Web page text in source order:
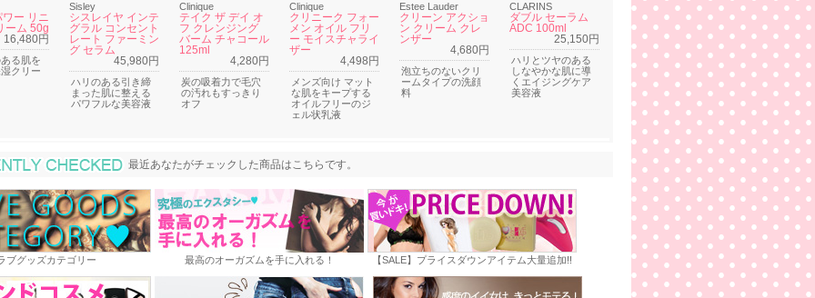
ー リニ
ーム 50g
16,480円
る肌を
クリー
Sisley
シスレイヤ インテ
グラル コンセント
レート ファーミン
グ セラム
45,980円
ハリのある引き締
まった肌に整える
パワフルな美容液
Clinique
テイク ザ デイ オ
フ クレンジング
バーム チャコール
125ml
4,280円
炭の吸着力で毛穴
の汚れもすっきり
オフ
Clinique
クリニーク フォー
メン オイル フリ
ー モイスチャライ
ザー
4,498円
メンズ向け マット
な肌をキープする
オイルフリーのジ
ェル状乳液
Estee Lauder
クリーン アクショ
ン クリーム クレ
ンザー
4,680円
泡立ちのないクリ
ームタイプの洗顔
料
CLARINS
ダブル セーラム
ADC 100ml
25,150円
ハリとツヤのある
しなやかな肌に導
くエイジングケア
美容液
最近あなたがチェックした商品
最近あなたがチェックした商品はこちらです。
ブグッズカテゴリー 最高のオーガズムを手に入れる！ 【SALE】プライスダウンアイテム大量追加!!